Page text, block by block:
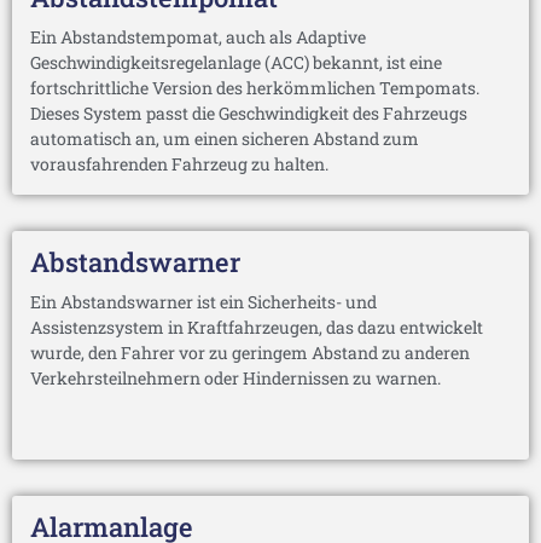
Ein Abstandstempomat, auch als Adaptive
Geschwindigkeitsregelanlage (ACC) bekannt, ist eine
fortschrittliche Version des herkömmlichen Tempomats.
Dieses System passt die Geschwindigkeit des Fahrzeugs
automatisch an, um einen sicheren Abstand zum
vorausfahrenden Fahrzeug zu halten.
Abstandswarner
Ein Abstandswarner ist ein Sicherheits- und
Assistenzsystem in Kraftfahrzeugen, das dazu entwickelt
wurde, den Fahrer vor zu geringem Abstand zu anderen
Verkehrsteilnehmern oder Hindernissen zu warnen.
Alarmanlage